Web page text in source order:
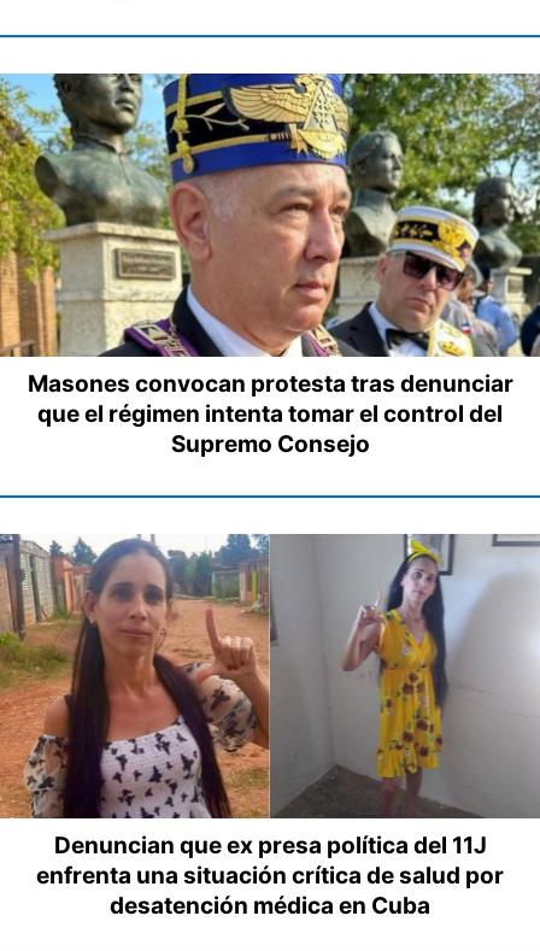
Masones convocan protesta tras denunciar
que el régimen intenta tomar el control del
Supremo Consejo
Denuncian que ex presa política del 11J
enfrenta una situación crítica de salud por
desatención médica en Cuba